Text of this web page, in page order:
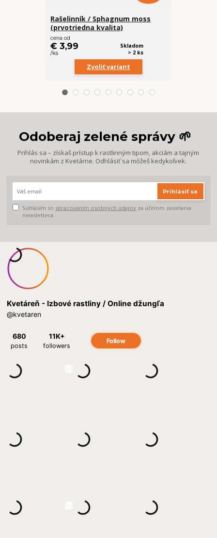
Rašelinník / Sphagnum moss
(prvotriedna kvalita)
cena od
€ 3,99
/ks
Skladom
> 2 ks
Zvoliť variant
Odoberaj zelené správy 🌱
Prihlás sa – získaš prístup k rastlinným tipom, akciám a tajným
novinkám z Kvetárne. Odhlásiť sa môžeš kedykoľvek.
Prihlásiť sa
Súhlasím so spracovaním osobných údajov za účelom zasielania
newslettera.